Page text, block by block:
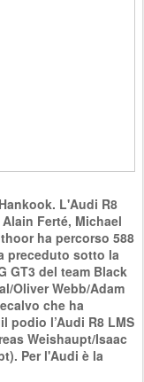
L'Audi R8
Ferté, Michael
ha percorso 588
preceduto sotto la
GT3 del team Black
Oliver Webb/Adam
che ha
podio l’Audi R8 LMS
Weishaupt/Isaac
Per l'Audi è la